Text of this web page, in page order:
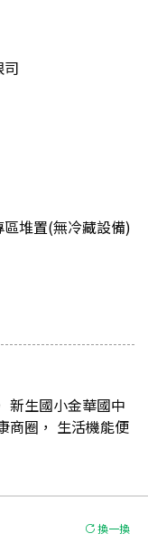
司
堆置(無冷藏設備)
新生國小金華國中
商圈， 生活機能便
換一換